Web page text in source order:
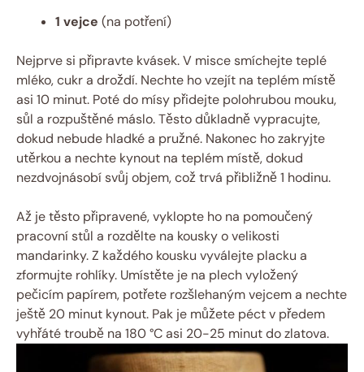
1 vejce (na potření)
Nejprve si připravte kvásek. V misce smíchejte teplé
mléko, cukr a droždí. Nechte ho vzejít na teplém místě
asi 10 minut. Poté do mísy přidejte polohrubou mouku,
sůl a rozpuštěné máslo. Těsto důkladně vypracujte,
dokud nebude hladké a pružné. Nakonec ho zakryjte
utěrkou a nechte kynout na teplém místě, dokud
nezdvojnásobí svůj objem, což trvá přibližně 1 hodinu.
Až je těsto připravené, vyklopte ho na pomoučený
pracovní stůl a rozdělte na kousky o velikosti
mandarinky. Z každého kousku vyválejte placku a
zformujte rohlíky. Umístěte je na plech vyložený
pečicím papírem, potřete rozšlehaným vejcem a nechte
ještě 20 minut kynout. Pak je můžete péct v předem
vyhřáté troubě na 180 °C asi 20-25 minut do zlatova.